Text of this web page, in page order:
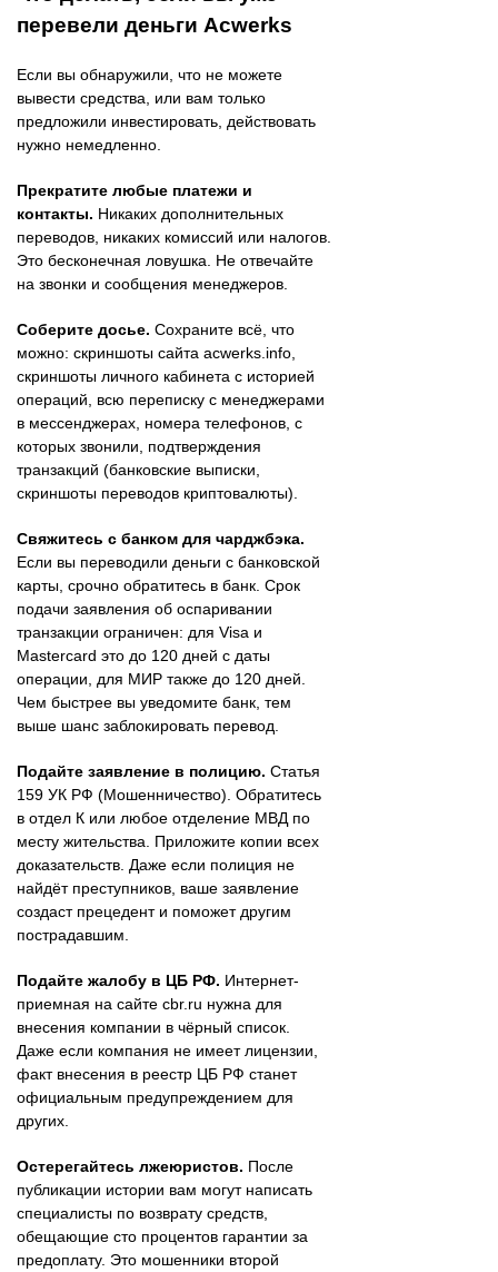
перевели деньги Acwerks
Если вы обнаружили, что не можете
вывести средства, или вам только
предложили инвестировать, действовать
нужно немедленно.
Прекратите любые платежи и
контакты. Никаких дополнительных
переводов, никаких комиссий или налогов.
Это бесконечная ловушка. Не отвечайте
на звонки и сообщения менеджеров.
Соберите досье. Сохраните всё, что
можно: скриншоты сайта acwerks.info,
скриншоты личного кабинета с историей
операций, всю переписку с менеджерами
в мессенджерах, номера телефонов, с
которых звонили, подтверждения
транзакций (банковские выписки,
скриншоты переводов криптовалюты).
Свяжитесь с банком для чарджбэка.
Если вы переводили деньги с банковской
карты, срочно обратитесь в банк. Срок
подачи заявления об оспаривании
транзакции ограничен: для Visa и
Mastercard это до 120 дней с даты
операции, для МИР также до 120 дней.
Чем быстрее вы уведомите банк, тем
выше шанс заблокировать перевод.
Подайте заявление в полицию. Статья
159 УК РФ (Мошенничество). Обратитесь
в отдел К или любое отделение МВД по
месту жительства. Приложите копии всех
доказательств. Даже если полиция не
найдёт преступников, ваше заявление
создаст прецедент и поможет другим
пострадавшим.
Подайте жалобу в ЦБ РФ. Интернет-
приемная на сайте cbr.ru нужна для
внесения компании в чёрный список.
Даже если компания не имеет лицензии,
факт внесения в реестр ЦБ РФ станет
официальным предупреждением для
других.
Остерегайтесь лжеюристов. После
публикации истории вам могут написать
специалисты по возврату средств,
обещающие сто процентов гарантии за
предоплату. Это мошенники второй